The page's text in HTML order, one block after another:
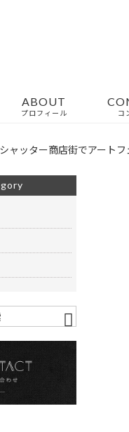
ABOUT
プロフィール コ
シャッター商店街でアート